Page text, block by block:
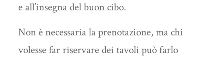
e all’insegna del buon cibo.
Non è necessaria la prenotazione, ma chi
volesse far riservare dei tavoli può farlo